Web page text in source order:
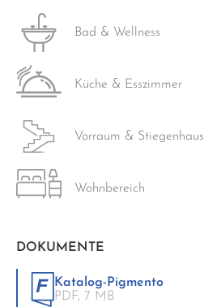
Bad & Wellness
Küche & Esszimmer
Vorraum & Stiegenhaus
Wohnbereich
DOKUMENTE
Katalog-Pigmento
PDF, 7 MB